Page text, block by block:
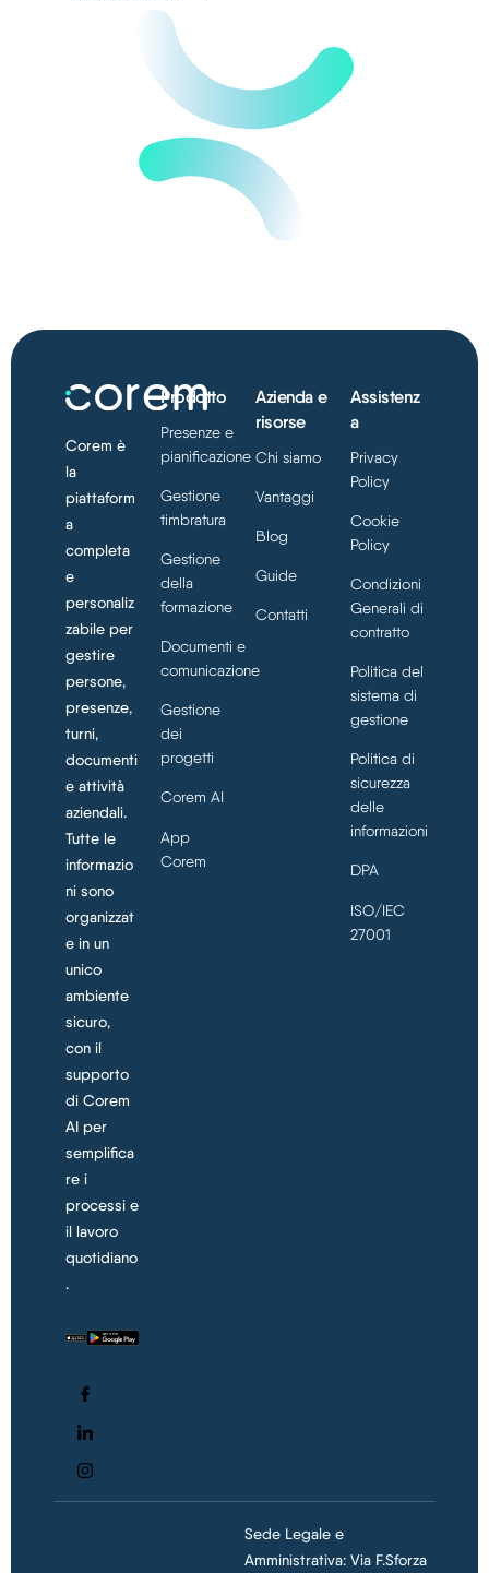
Corem è
la
piattaform
a
completa
e
personaliz
zabile per
gestire
persone,
presenze,
turni,
documenti
e attività
aziendali.
Tutte le
informazio
ni sono
organizzat
e in un
unico
ambiente
sicuro,
con il
supporto
di Corem
AI per
semplifica
re i
processi e
il lavoro
quotidiano
.
Prodotto
Presenze e
pianificazione
Gestione
timbratura
Gestione
della
formazione
Documenti e
comunicazione
Gestione
dei
progetti
Corem AI
App
Corem
Azienda e
risorse
Chi siamo
Vantaggi
Blog
Guide
Contatti
Assistenz
a
Privacy
Policy
Cookie
Policy
Condizioni
Generali di
contratto
Politica del
sistema di
gestione
Politica di
sicurezza
delle
informazioni
DPA
ISO/IEC
27001
Sede Legale e
Amministrativa: Via F.Sforza